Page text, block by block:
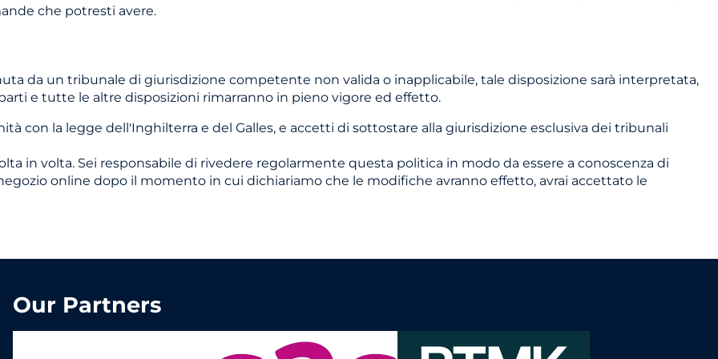
che potresti avere.
da un tribunale di giurisdizione competente non valida o inapplicabile, tale disposizione sarà interpretata,
e tutte le altre disposizioni rimarranno in pieno vigore ed effetto.
con la legge dell'Inghilterra e del Galles, e accetti di sottostare alla giurisdizione esclusiva dei tribunali
in volta. Sei responsabile di rivedere regolarmente questa politica in modo da essere a conoscenza di
online dopo il momento in cui dichiariamo che le modifiche avranno effetto, avrai accettato le
Our Partners